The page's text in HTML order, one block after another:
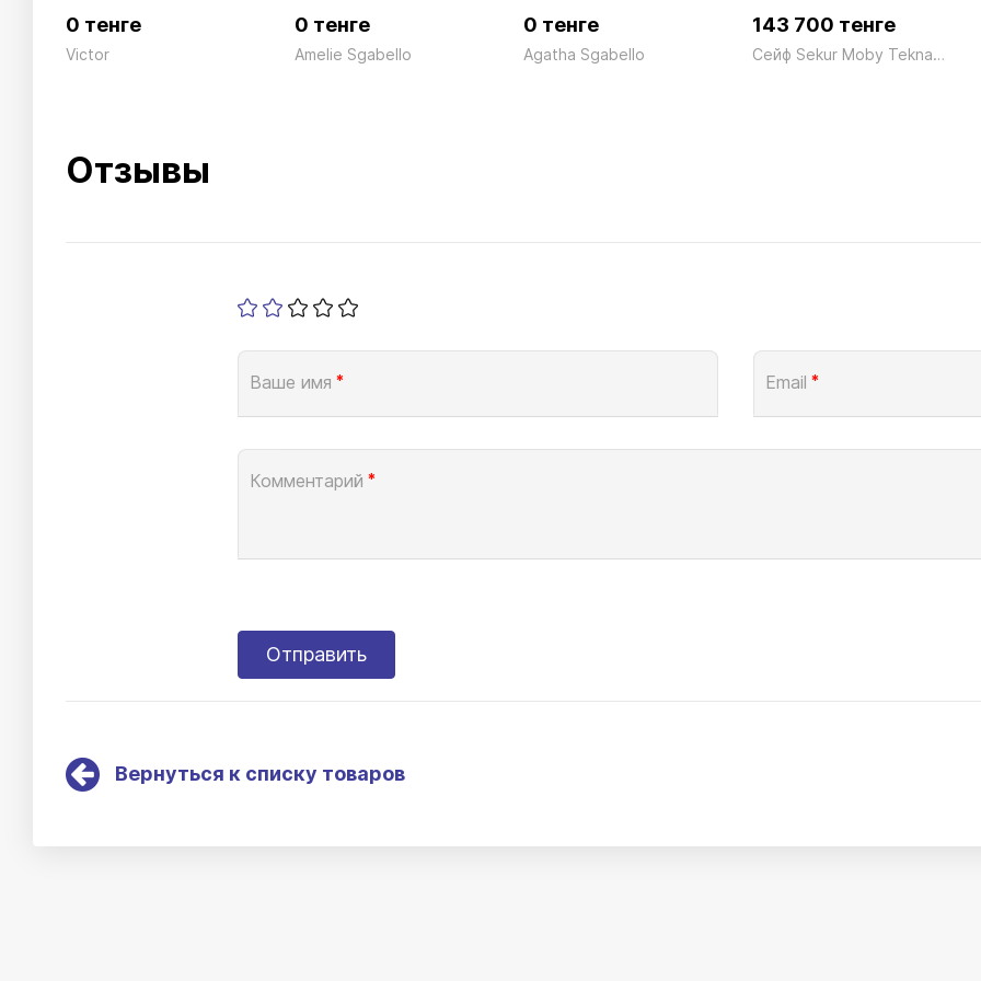
0 тенге
Victor
0 тенге
Amelie Sgabello
0 тенге
Agatha Sgabello
143 700 тенге
Сейф Sekur Moby Tekna SMTO/2P Электронный серый Technomax 11кг
Отзывы
Ваше имя * Email *
Комментарий *
Вернуться к списку товаров